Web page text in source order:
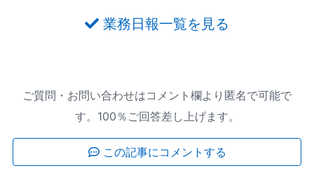
業務日報一覧を見る
ご質問・お問い合わせはコメント欄より匿名で可能で
す。100％ご回答差し上げます。
この記事にコメントする